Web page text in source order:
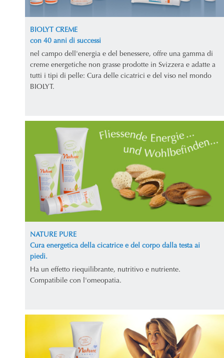
BIOLYT CREME
con 40 anni di successi
nel campo dell'energia e del benessere, offre una gamma di
creme energetiche non grasse prodotte in Svizzera e adatte a
tutti i tipi di pelle: Cura delle cicatrici e del viso nel mondo
BIOLYT.
NATURE PURE
Cura energetica della cicatrice e del corpo dalla testa ai
piedi.
Ha un effetto riequilibrante, nutritivo e nutriente.
Compatibile con l'omeopatia.